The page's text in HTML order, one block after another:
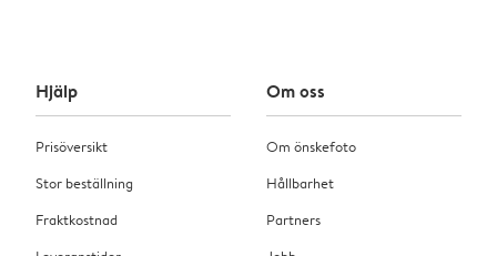
Hjälp
Prisöversikt
Stor beställning
Fraktkostnad
Om oss
Om önskefoto
Hållbarhet
Partners